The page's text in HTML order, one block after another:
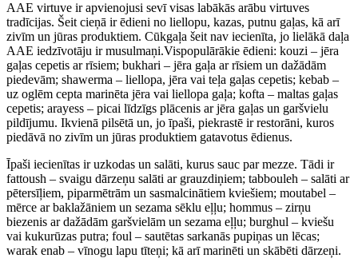
AAE virtuve ir apvienojusi sevī visas labākās arābu virtuves
tradīcijas. Šeit cieņā ir ēdieni no liellopu, kazas, putnu gaļas, kā arī
zivīm un jūras produktiem. Cūkgaļa šeit nav iecienīta, jo lielākā daļa
AAE iedzīvotāju ir musulmaņi.Vispopulārākie ēdieni: kouzi – jēra
gaļas cepetis ar rīsiem; bukhari – jēra gaļa ar rīsiem un dažādām
piedevām; shawerma – liellopa, jēra vai teļa gaļas cepetis; kebab –
uz oglēm cepta marinēta jēra vai liellopa gaļa; kofta – maltas gaļas
cepetis; arayess – picai līdzīgs plācenis ar jēra gaļas un garšvielu
pildījumu. Ikvienā pilsētā un, jo īpaši, piekrastē ir restorāni, kuros
piedāvā no zivīm un jūras produktiem gatavotus ēdienus.
Īpaši iecienītas ir uzkodas un salāti, kurus sauc par mezze. Tādi ir
fattoush – svaigu dārzeņu salāti ar grauzdiņiem; tabbouleh – salāti ar
pētersīļiem, piparmētrām un sasmalcinātiem kviešiem; moutabel –
mērce ar baklažāniem un sezama sēklu eļļu; hommus – zirņu
biezenis ar dažādām garšvielām un sezama eļļu; burghul – kviešu
vai kukurūzas putra; foul – sautētas sarkanās pupiņas un lēcas;
warak enab – vīnogu lapu tīteņi; kā arī marinēti un skābēti dārzeņi.